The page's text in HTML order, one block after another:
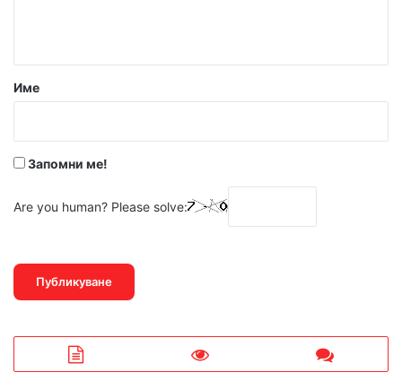
р
Име
Запомни ме!
Are you human? Please solve: